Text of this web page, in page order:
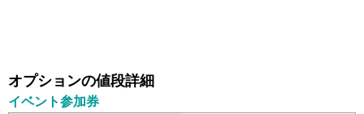
オプションの値段詳細
イベント参加券